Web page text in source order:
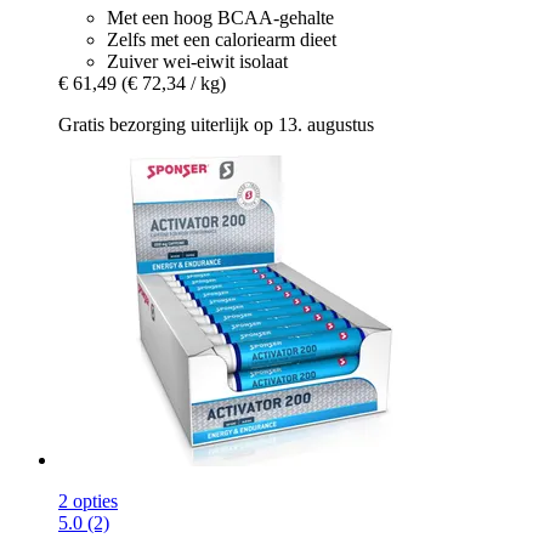
Met een hoog BCAA-gehalte
Zelfs met een caloriearm dieet
Zuiver wei-eiwit isolaat
€ 61,49 (€ 72,34 / kg)
Gratis bezorging uiterlijk op 13. augustus
2 opties
5.0 (2)